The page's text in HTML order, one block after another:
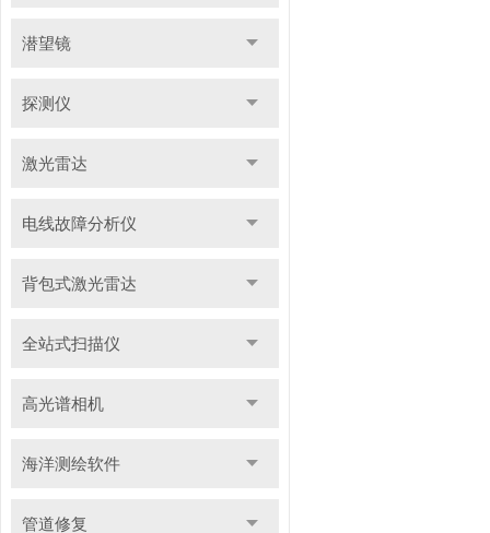
潜望镜
探测仪
激光雷达
电线故障分析仪
背包式激光雷达
全站式扫描仪
高光谱相机
海洋测绘软件
管道修复